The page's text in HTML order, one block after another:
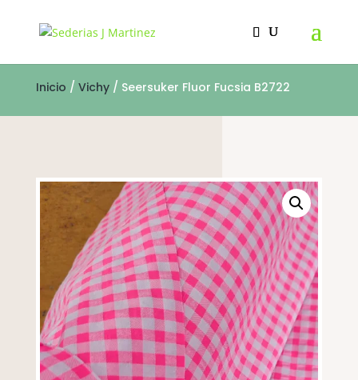
Inicio / Vichy/ Seersuker Fluor Fucsia B2722